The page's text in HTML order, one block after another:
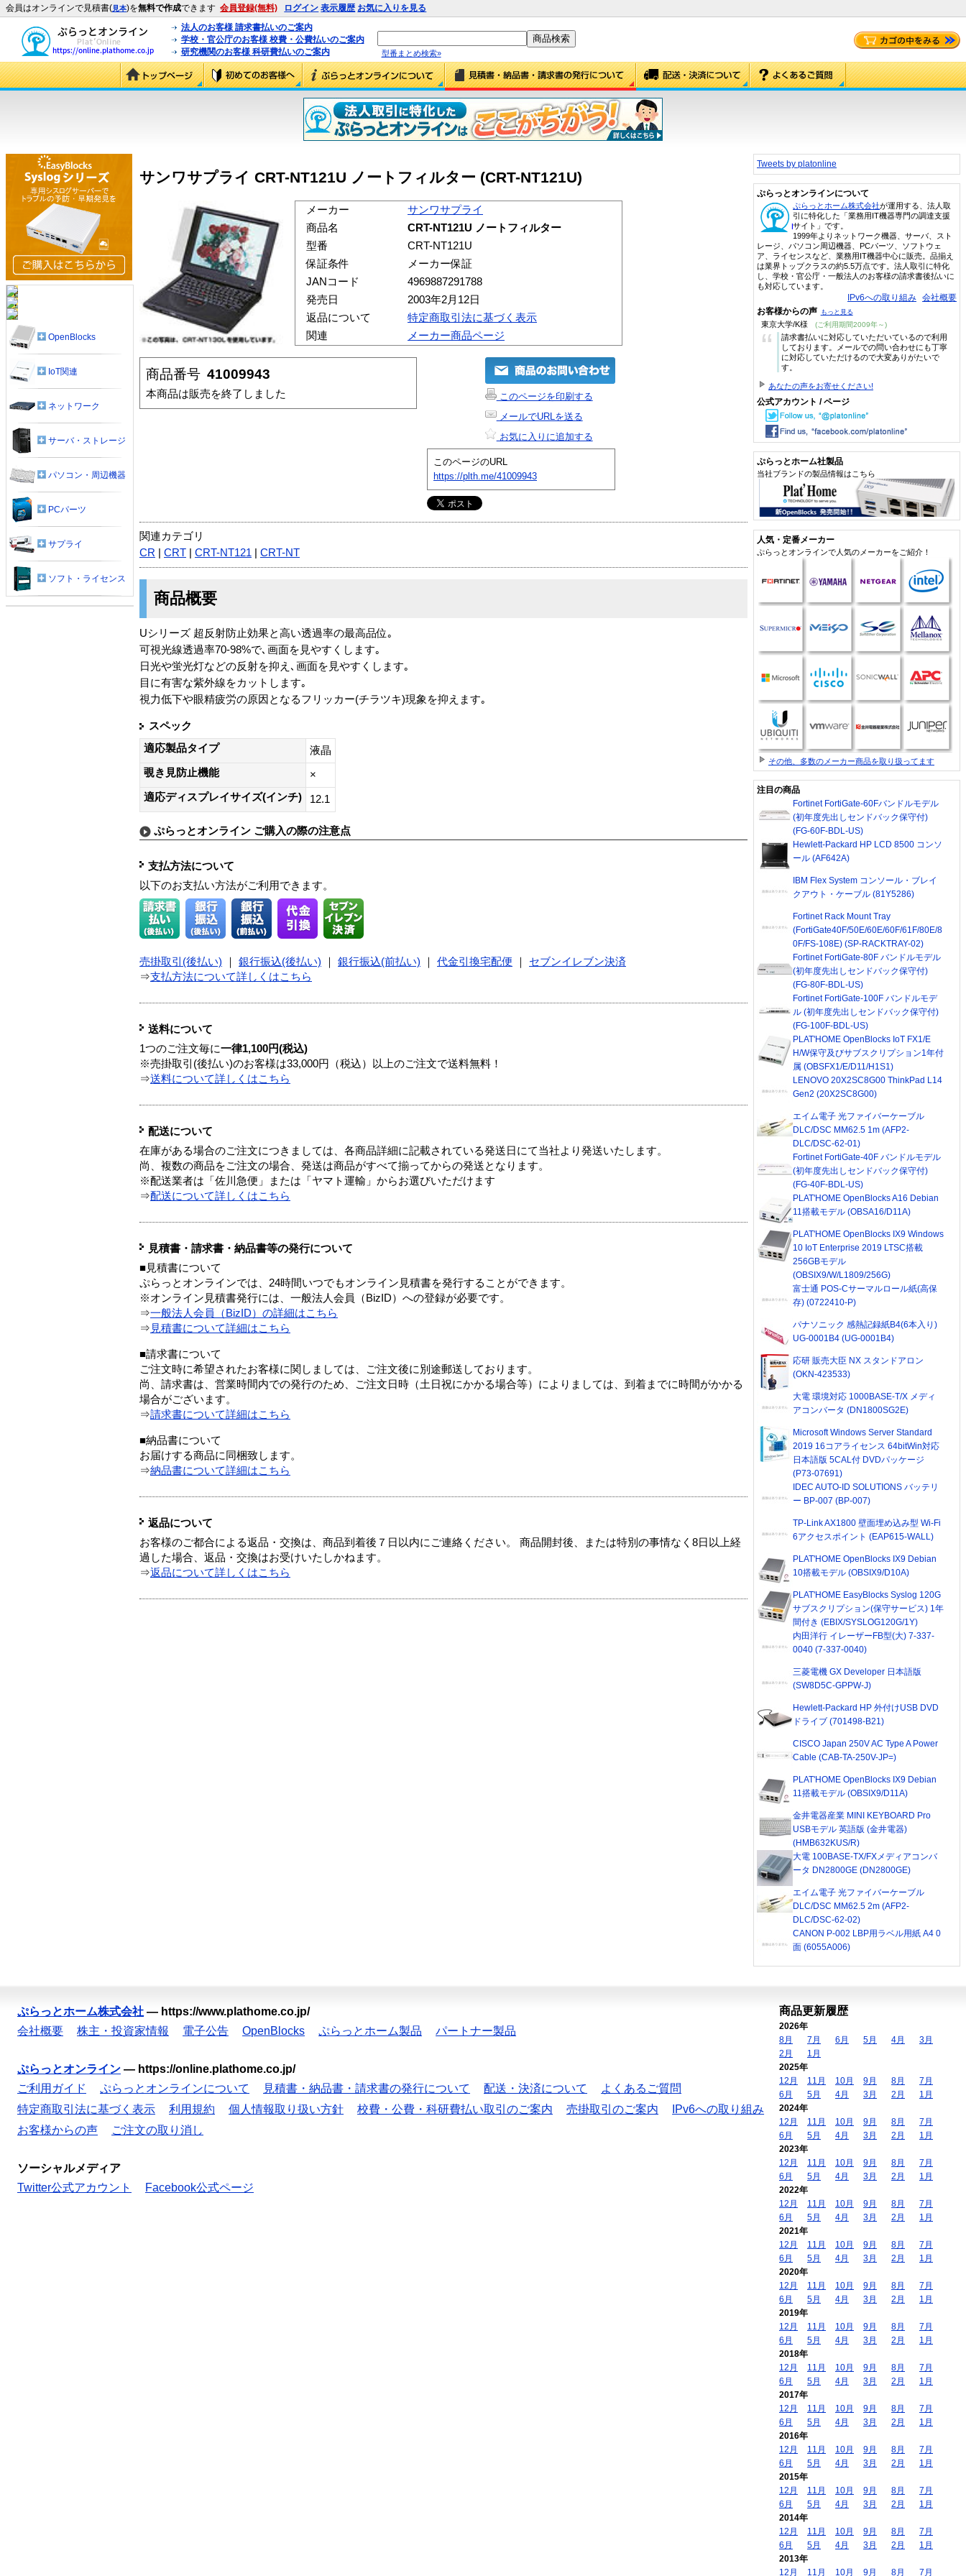
会員はオンラインで見積書(見本)を無料で作成できます 会員登録(無料) ログイン 表示履歴 お気に入りを見る
法人のお客様 請求書払いのご案内
学校・官公庁のお客様 校費・公費払いのご案内
研究機関のお客様 科研費払いのご案内
型番まとめ検索»
サンワサプライ CRT-NT121U ノートフィルター (CRT-NT121U)
メーカー
サンワサプライ
商品名
CRT-NT121U ノートフィルター
型番
CRT-NT121U
保証条件
メーカー保証
JANコード
4969887291788
発売日
2003年2月12日
返品について
特定商取引法に基づく表示
関連
メーカー商品ページ
商品番号 41009943
本商品は販売を終了しました
このページを印刷する
メールでURLを送る
お気に入りに追加する
このページのURL
https://plth.me/41009943
関連カテゴリ
CR
CRT CRT-NT121 CRT-NT
商品概要
Uシリーズ 超反射防止効果と高い透過率の最高品位｡
可視光線透過率70-98%で､画面を見やすくします｡
日光や蛍光灯などの反射を抑え､画面を見やすくします｡
目に有害な紫外線をカットします｡
視力低下や眼精疲労の原因となるフリッカー(チラツキ)現象を抑えます｡
スペック
適応製品タイプ
液晶
覗き見防止機能
×
適応ディスプレイサイズ(インチ)
12.1
ぷらっとオンライン ご購入の際の注意点
支払方法について
以下のお支払い方法がご利用できます。
売掛取引(後払い) 銀行振込(後払い) 銀行振込(前払い) 代金引換宅配便
セブンイレブン決済
⇒支払方法について詳しくはこちら
送料について
1つのご注文毎に一律1,100円(税込)
※売掛取引(後払い)のお客様は33,000円（税込）以上のご注文で送料無料！
⇒送料について詳しくはこちら
配送について
在庫がある場合のご注文につきましては、各商品詳細に記載されている発送日にて当社より発送いたします。
尚、複数の商品をご注文の場合、発送は商品がすべて揃ってからの発送となります。
※配送業者は「佐川急便」または「ヤマト運輸」からお選びいただけます
⇒配送について詳しくはこちら
見積書・請求書・納品書等の発行について
■見積書について
ぷらっとオンラインでは、24時間いつでもオンライン見積書を発行することができます。
※オンライン見積書発行には、一般法人会員（BizID）への登録が必要です。
⇒一般法人会員（BizID）の詳細はこちら
⇒ 見積書について詳細はこちら
■請求書について
ご注文時に希望されたお客様に関しましては、ご注文後に別途郵送しております。
尚、請求書は、営業時間内での発行のため、ご注文日時（土日祝にかかる場合等）によりましては、到着までに時間がかかる
場合がございます。
⇒請求書について詳細はこちら
■納品書について
お届けする商品に同梱致します。
⇒納品書について詳細はこちら
返品について
お客様のご都合による返品・交換は、商品到着後７日以内にご連絡ください。 商品開封後、または特別の事情なく8日以上経
過した場合、返品・交換はお受けいたしかねます。
⇒返品について詳しくはこちら
OpenBlocks
IoT関連
ネットワーク
サーバ・ストレージ
パソコン・周辺機器
PCパーツ
サプライ
ソフト・ライセンス
Tweets by platonline
ぷらっとオンラインについて
ぷらっとホーム株式会社が運用する、法人取
引に特化した「業務用IT機器専門の調達支援
サイト」です。
1999年よりネットワーク機器、サーバ、スト
レージ、パソコン周辺機器、PCパーツ、ソフトウェ
ア、ライセンスなど、業務用IT機器中心に販売。品揃え
は業界トップクラスの約5.5万点です。法人取引に特化
し、学校・官公庁・一般法人のお客様の請求書後払いに
も対応しています。
IPv6への取り組み 会社概要
お客様からの声 もっと見る
東京大学/K様 (ご利用期間2009年～)
“
請求書払いに対応していただいているので利用
しております。メールでの問い合わせにも丁寧
に対応していただけるので大変ありがたいで
す。
あなたの声をお寄せください!
公式アカウント / ページ
ぷらっとホーム社製品
当社ブランドの製品情報はこちら
人気・定番メーカー
ぷらっとオンラインで人気のメーカーをご紹介！
その他、多数のメーカー商品を取り扱ってます
注目の商品
Fortinet FortiGate-60Fバンドルモデル
(初年度先出しセンドバック保守付)
(FG-60F-BDL-US)
Hewlett-Packard HP LCD 8500 コンソ
ール (AF642A)
IBM Flex System コンソール・ブレイ
クアウト・ケーブル (81Y5286)
Fortinet Rack Mount Tray
(FortiGate40F/50E/60E/60F/61F/80E/8
0F/FS-108E) (SP-RACKTRAY-02)
Fortinet FortiGate-80F バンドルモデル
(初年度先出しセンドバック保守付)
(FG-80F-BDL-US)
Fortinet FortiGate-100F バンドルモデ
ル (初年度先出しセンドバック保守付)
(FG-100F-BDL-US)
PLAT'HOME OpenBlocks IoT FX1/E
H/W保守及びサブスクリプション1年付
属 (OBSFX1/E/D11/H1S1)
LENOVO 20X2SC8G00 ThinkPad L14
Gen2 (20X2SC8G00)
エイム電子 光ファイバーケーブル
DLC/DSC MM62.5 1m (AFP2-
DLC/DSC-62-01)
Fortinet FortiGate-40F バンドルモデル
(初年度先出しセンドバック保守付)
(FG-40F-BDL-US)
PLAT'HOME OpenBlocks A16 Debian
11搭載モデル (OBSA16/D11A)
PLAT'HOME OpenBlocks IX9 Windows
10 IoT Enterprise 2019 LTSC搭載
256GBモデル
(OBSIX9/W/L1809/256G)
富士通 POS-Cサーマルロール紙(高保
存) (0722410-P)
パナソニック 感熱記録紙B4(6本入り)
UG-0001B4 (UG-0001B4)
応研 販売大臣 NX スタンドアロン
(OKN-423533)
大電 環境対応 1000BASE-T/X メディ
アコンバータ (DN1800SG2E)
Microsoft Windows Server Standard
2019 16コアライセンス 64bitWin対応
日本語版 5CAL付 DVDパッケージ
(P73-07691)
IDEC AUTO-ID SOLUTIONS バッテリ
ー BP-007 (BP-007)
TP-Link AX1800 壁面埋め込み型 Wi-Fi
6アクセスポイント (EAP615-WALL)
PLAT'HOME OpenBlocks IX9 Debian
10搭載モデル (OBSIX9/D10A)
PLAT'HOME EasyBlocks Syslog 120G
サブスクリプション(保守サービス) 1年
間付き (EBIX/SYSLOG120G/1Y)
内田洋行 イレーザーFB型(大) 7-337-
0040 (7-337-0040)
三菱電機 GX Developer 日本語版
(SW8D5C-GPPW-J)
Hewlett-Packard HP 外付けUSB DVD
ドライブ (701498-B21)
CISCO Japan 250V AC Type A Power
Cable (CAB-TA-250V-JP=)
PLAT'HOME OpenBlocks IX9 Debian
11搭載モデル (OBSIX9/D11A)
金井電器産業 MINI KEYBOARD Pro
USBモデル 英語版 (金井電器)
(HMB632KUS/R)
大電 100BASE-TX/FXメディアコンバ
ータ DN2800GE (DN2800GE)
エイム電子 光ファイバーケーブル
DLC/DSC MM62.5 2m (AFP2-
DLC/DSC-62-02)
CANON P-002 LBP用ラベル用紙 A4 0
面 (6055A006)
ぷらっとホーム株式会社 — https://www.plathome.co.jp/
会社概要
株主・投資家情報 電子公告 OpenBlocks ぷらっとホーム製品 パートナー製品
ぷらっとオンライン — https://online.plathome.co.jp/
ご利用ガイド
ぷらっとオンラインについて 見積書・納品書・請求書の発行について 配送・決済について
よくあるご質問
特定商取引法に基づく表示
利用規約 個人情報取り扱い方針 校費・公費・科研費払い取引のご案内 売掛取引のご案内
IPv6への取り組み
お客様からの声
ご注文の取り消し
ソーシャルメディア
Twitter公式アカウント
Facebook公式ページ
商品更新履歴
2026年
8月
7月 6月 5月 4月
3月
2月
1月
2025年
12月
11月 10月 9月 8月
7月
6月
5月 4月 3月 2月
1月
2024年
12月
11月 10月 9月 8月
7月
6月
5月 4月 3月 2月
1月
2023年
12月
11月 10月 9月 8月
7月
6月
5月 4月 3月 2月
1月
2022年
12月
11月 10月 9月 8月
7月
6月
5月 4月 3月 2月
1月
2021年
12月
11月 10月 9月 8月
7月
6月
5月 4月 3月 2月
1月
2020年
12月
11月 10月 9月 8月
7月
6月
5月 4月 3月 2月
1月
2019年
12月
11月 10月 9月 8月
7月
6月
5月 4月 3月 2月
1月
2018年
12月
11月 10月 9月 8月
7月
6月
5月 4月 3月 2月
1月
2017年
12月
11月 10月 9月 8月
7月
6月
5月 4月 3月 2月
1月
2016年
12月
11月 10月 9月 8月
7月
6月
5月 4月 3月 2月
1月
2015年
12月
11月 10月 9月 8月
7月
6月
5月 4月 3月 2月
1月
2014年
12月
11月 10月 9月 8月
7月
6月
5月 4月 3月 2月
1月
2013年
12月
11月 10月 9月 8月 7月